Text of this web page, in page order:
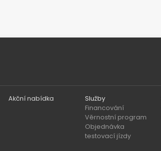
Akční nabídka
Služby
Financování
Věrnostní program
Objednávka
testovací jízdy